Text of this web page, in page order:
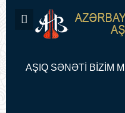
AŞIQ SƏNƏTİ BİZİM